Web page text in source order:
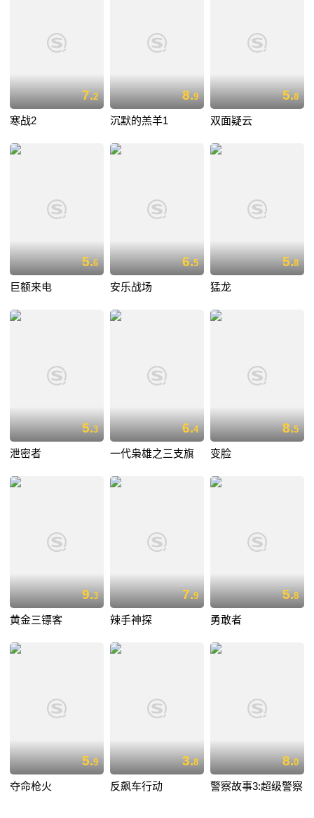
7.2
寒战2
8.9
沉默的羔羊1
5.8
双面疑云
5.6
巨额来电
6.5
安乐战场
5.8
猛龙
5.3
泄密者
6.4
一代枭雄之三支旗
8.5
变脸
9.3
黄金三镖客
7.9
辣手神探
5.8
勇敢者
5.9
夺命枪火
3.8
反飙车行动
8.0
警察故事3:超级警察